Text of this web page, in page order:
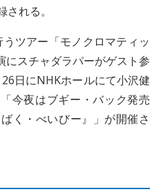
れる。
ツアー「モノクロマティッ
にスチャダラパーがゲスト参
日にNHKホールにて小沢健
今夜はブギー・バック発売
く・べいびー』」が開催さ